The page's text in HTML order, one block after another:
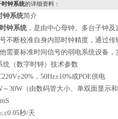
时钟系统的详细资料：
钟系统简介
钟系统，是由中心母钟、多台子钟及
不断校准自身内部时钟精度，通过传
需要标准时间信号的弱电系统设备，
（数字时钟） 技术参数
±20%， 50Hz±10%或POE供电
～ 30W（由数码管大小、单双面显示和
0.05秒/天